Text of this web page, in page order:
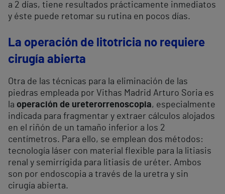
a 2 días, tiene resultados prácticamente inmediatos
y éste puede retomar su rutina en pocos días.
La operación de litotricia no requiere
cirugía abierta
Otra de las técnicas para la eliminación de las
piedras empleada por Vithas Madrid Arturo Soria es
la operación de ureterorrenoscopia, especialmente
indicada para fragmentar y extraer cálculos alojados
en el riñón de un tamaño inferior a los 2
centímetros. Para ello, se emplean dos métodos:
tecnología láser con material flexible para la litiasis
renal y semirrígida para litiasis de uréter. Ambos
son por endoscopia a través de la uretra y sin
cirugía abierta.